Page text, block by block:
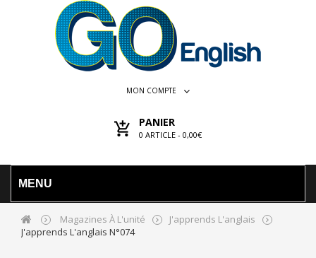
MON COMPTE
PANIER
0 ARTICLE - 0,00€
MENU
Magazines À L'unité
J'apprends L'anglais
J'apprends L'anglais N°074